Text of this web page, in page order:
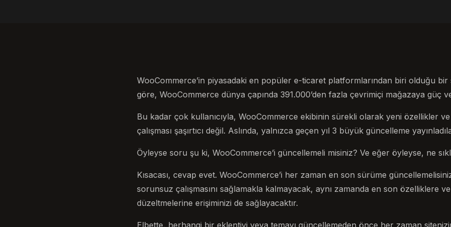
WooCommerce’in piyasadaki en popüler e-ticaret platformlarından biri olduğu bir
göre, WooCommerce dünya çapında 391.000’den fazla çevrimiçi mağazaya güç
Bu kadar çok kullanıcıyla, WooCommerce ekibinin sürekli olarak yeni özellikler
çalışması şaşırtıcı değil. Aslında, yalnızca geçen yıl 3 büyük güncelleme
Öyleyse soru şu ki, WooCommerce’i güncellemeli misiniz? Ve eğer öyleyse, ne
Kısacası, cevap evet. WooCommerce’i her zaman en son sürüme
sorunsuz çalışmasını sağlamakla kalmayacak, aynı zamanda en son özelliklere
düzeltmelerine erişiminizi de sağlayacaktır.